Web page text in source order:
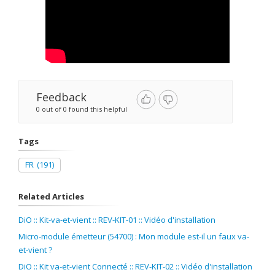
Feedback
0 out of 0 found this helpful
Tags
FR (191)
Related Articles
DiO :: Kit-va-et-vient :: REV-KIT-01 :: Vidéo d'installation
Micro-module émetteur (54700) : Mon module est-il un faux va-
et-vient ?
DiO :: Kit va-et-vient Connecté :: REV-KIT-02 :: Vidéo d'installation